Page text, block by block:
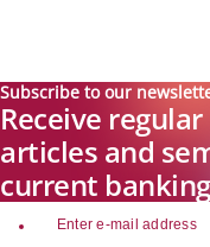
Subscribe to our
Receive
articles and
current
email